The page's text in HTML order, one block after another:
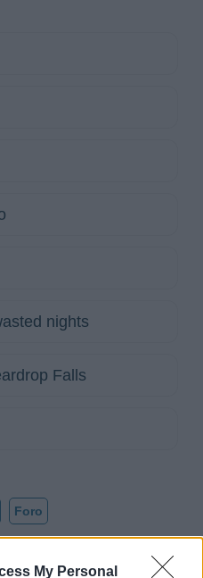
My Personal
nights
Falls
Foro